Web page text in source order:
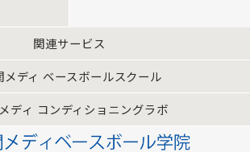
関連サービス
メディ ベースボールスクール
ディ コンディショニングラボ